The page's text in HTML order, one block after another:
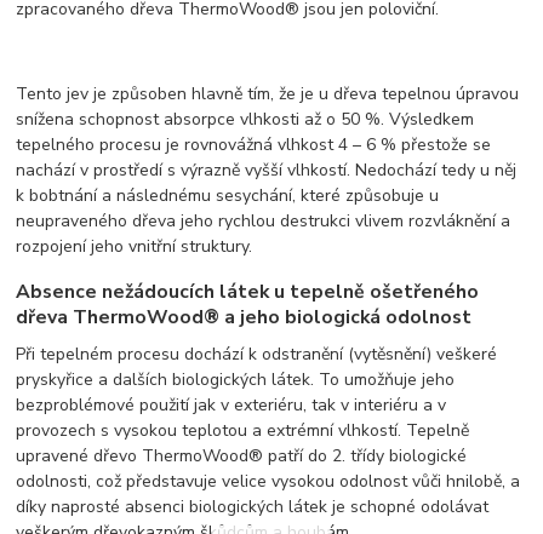
zpracovaného dřeva ThermoWood® jsou jen poloviční.
Tento jev je způsoben hlavně tím, že je u dřeva tepelnou úpravou
snížena schopnost absorpce vlhkosti až o 50 %. Výsledkem
tepelného procesu je rovnovážná vlhkost 4 – 6 % přestože se
nachází v prostředí s výrazně vyšší vlhkostí. Nedochází tedy u něj
k bobtnání a následnému sesychání, které způsobuje u
neupraveného dřeva jeho rychlou destrukci vlivem rozvláknění a
rozpojení jeho vnitřní struktury.
Absence nežádoucích látek u tepelně ošetřeného
dřeva ThermoWood® a jeho biologická odolnost
Při tepelném procesu dochází k odstranění (vytěsnění) veškeré
pryskyřice a dalších biologických látek. To umožňuje jeho
bezproblémové použití jak v exteriéru, tak v interiéru a v
provozech s vysokou teplotou a extrémní vlhkostí. Tepelně
upravené dřevo ThermoWood® patří do 2. třídy biologické
odolnosti, což představuje velice vysokou odolnost vůči hnilobě, a
díky naprosté absenci biologických látek je schopné odolávat